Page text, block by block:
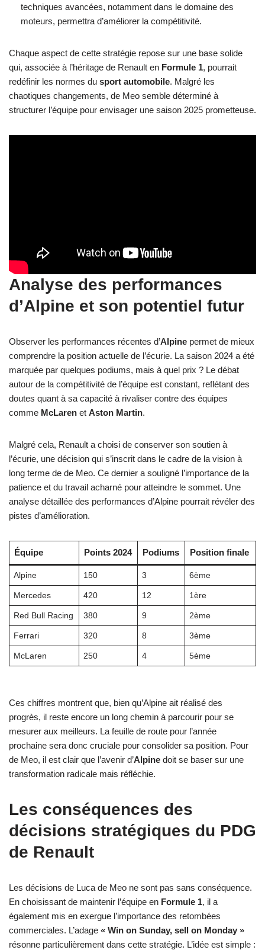
techniques avancées, notamment dans le domaine des
moteurs, permettra d’améliorer la compétitivité.
Chaque aspect de cette stratégie repose sur une base solide
qui, associée à l’héritage de Renault en Formule 1, pourrait
redéfinir les normes du sport automobile. Malgré les
chaotiques changements, de Meo semble déterminé à
structurer l’équipe pour envisager une saison 2025 prometteuse.
Analyse des performances
d’Alpine et son potentiel futur
Observer les performances récentes d’Alpine permet de mieux
comprendre la position actuelle de l’écurie. La saison 2024 a été
marquée par quelques podiums, mais à quel prix ? Le débat
autour de la compétitivité de l’équipe est constant, reflétant des
doutes quant à sa capacité à rivaliser contre des équipes
comme McLaren et Aston Martin.
Malgré cela, Renault a choisi de conserver son soutien à
l’écurie, une décision qui s’inscrit dans le cadre de la vision à
long terme de de Meo. Ce dernier a souligné l’importance de la
patience et du travail acharné pour atteindre le sommet. Une
analyse détaillée des performances d’Alpine pourrait révéler des
pistes d’amélioration.
Équipe Points 2024 Podiums Position finale
Alpine 150 3 6ème
Mercedes 420 12 1ère
Red Bull Racing 380 9 2ème
Ferrari 320 8 3ème
McLaren 250 4 5ème
Ces chiffres montrent que, bien qu’Alpine ait réalisé des
progrès, il reste encore un long chemin à parcourir pour se
mesurer aux meilleurs. La feuille de route pour l’année
prochaine sera donc cruciale pour consolider sa position. Pour
de Meo, il est clair que l’avenir d’Alpine doit se baser sur une
transformation radicale mais réfléchie.
Les conséquences des
décisions stratégiques du PDG
de Renault
Les décisions de Luca de Meo ne sont pas sans conséquence.
En choisissant de maintenir l’équipe en Formule 1, il a
également mis en exergue l’importance des retombées
commerciales. L’adage « Win on Sunday, sell on Monday »
résonne particulièrement dans cette stratégie. L’idée est simple :